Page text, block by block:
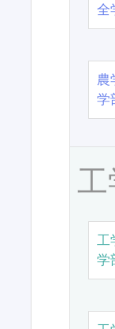
全
農
学
工
工
学